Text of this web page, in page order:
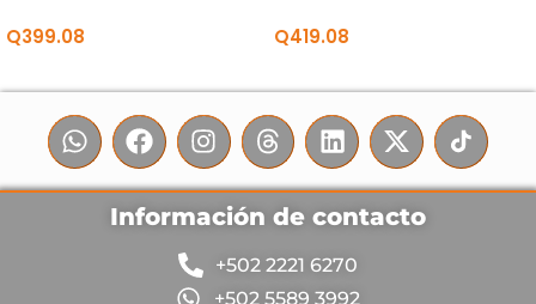
Q399.08 Q419.08
Información de contacto
+502 2221 6270
+502 5589 3992